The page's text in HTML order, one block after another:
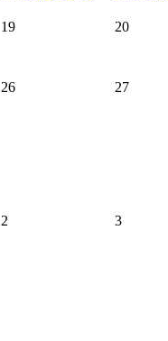
19 20
26 27
2 3